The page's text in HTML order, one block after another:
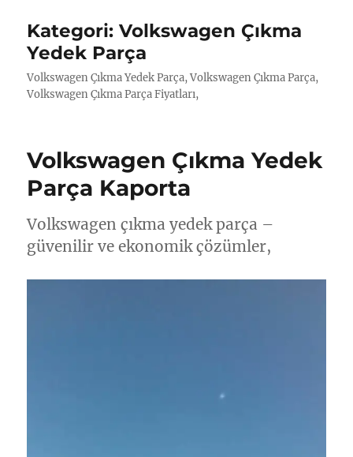
Kategori:Volkswagen Çıkma
Yedek Parça
Volkswagen Çıkma Yedek Parça, Volkswagen Çıkma Parça,
Volkswagen Çıkma Parça Fiyatları,
Volkswagen Çıkma Yedek
Parça Kaporta
Volkswagen çıkma yedek parça –
güvenilir ve ekonomik çözümler,